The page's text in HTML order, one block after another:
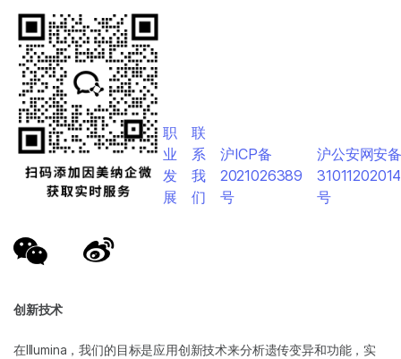
创新技术
在Illumina，我们的目标是应用创新技术来分析遗传变异和功能，实
职
业
发
展
联
系
我
们
沪ICP备
2021026389
号
沪公安网安
号